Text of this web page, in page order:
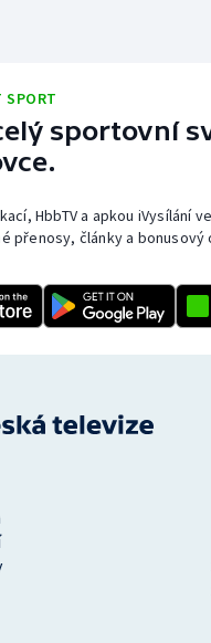
SPORT
sportovní
HbbTV a apkou iVysílání
přenosy, články a bonusový